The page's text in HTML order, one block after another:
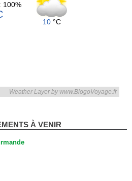
100%
10 °C
Weather Layer by www.BlogoVoyage.fr
À VENIR